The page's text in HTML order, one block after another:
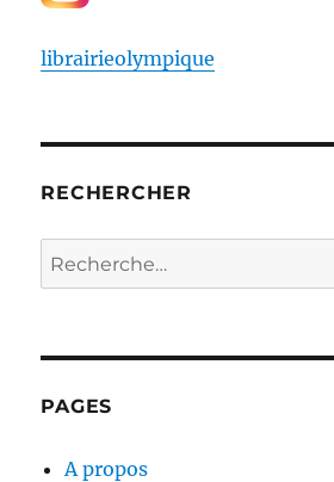
librairieolympique
RECHERCHER
Recherche
pour :
PAGES
A propos